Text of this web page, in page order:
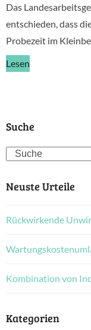
Das
entschieden, dass
Probezeit im
Lesen
Suche
Search
Neuste Urteile
Rückwirkende
Kombination von
Kategorien